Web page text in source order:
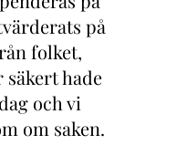
på
folket,
säkert hade
och vi
om saken.